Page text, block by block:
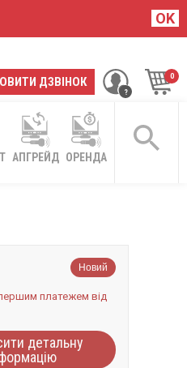
OK
ДЗВІНОК
АПГРЕЙД ОРЕНДА
Новий
платежем від
детальну